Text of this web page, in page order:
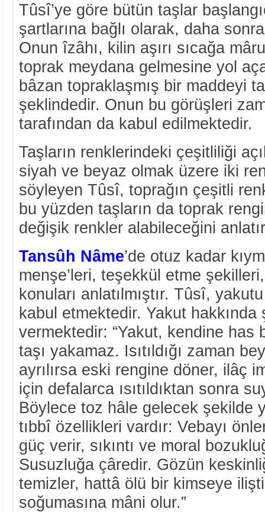
Tûsî’ye göre bütün taşlar
şartlarına bağlı olarak, daha
Onun îzâhı, kilin aşırı sıcağa
toprak meydana gelmesine yol
bâzan topraklaşmış bir maddeyi
şeklindedir. Onun bu görüşleri
tarafından da kabul edilmektedir.
Taşların renklerindeki çeşitliliği
siyah ve beyaz olmak üzere iki
söyleyen Tûsî, toprağın çeşitli
bu yüzden taşların da toprak
değişik renkler alabileceğini
Tansûh Nâme’de otuz kadar
menşe’leri, teşekkül etme şekilleri,
konuları anlatılmıştır. Tûsî,
kabul etmektedir. Yakut hakkında
vermektedir: “Yakut, kendine has
taşı yakamaz. Isıtıldığı zaman
ayrılırsa eski rengine döner, ilâç
için defalarca ısıtıldıktan sonra
Böylece toz hâle gelecek şekilde
tıbbî özellikleri vardır: Vebayı
güç verir, sıkıntı ve moral
Susuzluğa çâredir. Gözün
temizler, hattâ ölü bir kimseye
soğumasına mâni olur.”